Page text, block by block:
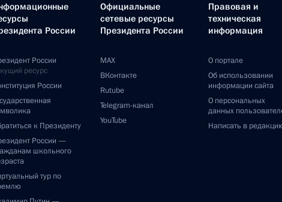
России
России
ресурс
России
к Президенту
России —
школьного
тур по
Официальные
сетевые ресурсы
Президента России
MAX
ВКонтакте
Rutube
Telegram-канал
YouTube
Правовая и
техническая
информация
О портале
Об использовании
информации сайта
О персональных
данных
Написать в